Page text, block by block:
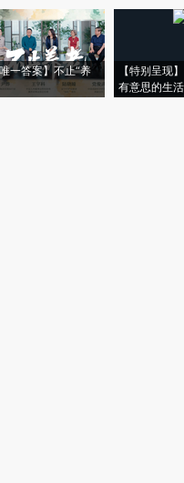
一答案】不止“养
【特别呈现
有意思的生